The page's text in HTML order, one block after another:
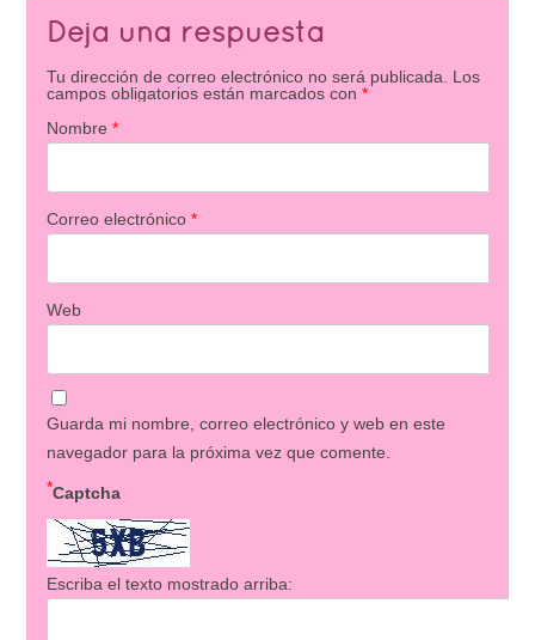
Deja una respuesta
Tu dirección de correo electrónico no será publicada.
Los
campos obligatorios están marcados con *
Nombre *
Correo electrónico *
Web
Guarda mi nombre, correo electrónico y web en este
navegador para la próxima vez que comente.
Captcha
*
Escriba el texto mostrado arriba: